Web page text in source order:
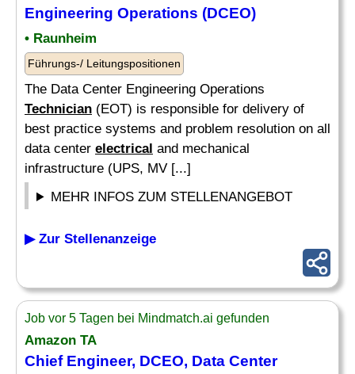
Engineering Operations (DCEO)
• Raunheim
Führungs-/ Leitungspositionen
The Data Center Engineering Operations
Technician (EOT) is responsible for delivery of
best practice systems and problem resolution on all
data center electrical and mechanical
infrastructure (UPS, MV [...]
MEHR INFOS ZUM STELLENANGEBOT
▶ Zur Stellenanzeige
Job vor 5 Tagen bei Mindmatch.ai gefunden
Amazon TA
Chief Engineer, DCEO, Data Center